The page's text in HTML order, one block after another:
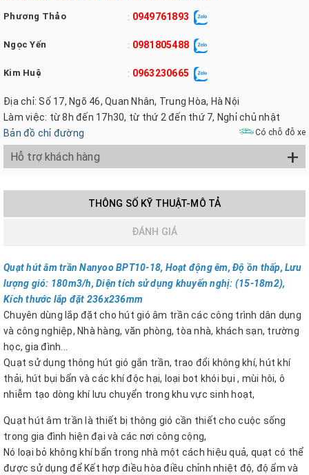
Phương Thảo : 0949761893
Ngọc Yến : 0981805488
Kim Huệ : 0963230665
Địa chỉ: Số 17, Ngõ 46, Quan Nhân, Trung Hòa, Hà Nội
Làm việc: từ 8h đến 17h30, từ thứ 2 đến thứ 7, Nghỉ chủ nhật
Bản đồ chỉ đường
Có chỗ đỗ xe
Hỗ trợ khách hàng +
THÔNG SỐ KỸ THUẬT-MÔ TẢ
ĐÁNH GIÁ
Quạt hút âm trần Nanyoo BPT10-18, Hoạt động êm, Độ ồn thấp, Lưu
lượng gió: 180m3/h, Diện tích sử dụng khuyến nghị: (15-18m2),
Kích thước lắp đặt 236x236mm
Chuyên dùng lắp đặt cho hút gió âm trần các công trình dân dụng
và công nghiệp, Nhà hàng, văn phòng, tòa nhà, khách sạn, trường
học, gia đình...
Quạt sử dụng thông hút gió gắn trần, trao đổi không khí, hút khí
thải, hút bụi bẩn và các khí độc hại, loại bot khói bụi , mùi hôi, ô
nhiễm tạo dòng khí lưu chuyển trong khu vực sinh hoạt,
Quạt hút âm trần là thiết bị thông gió cần thiết cho cuộc sống
trong gia đình hiện đại và các nơi công cộng,
Nó loại bỏ không khí bẩn trong nhà một cách hiệu quả, quạt có thể
được sử dụng để Kết hợp điều hòa điều chỉnh nhiệt độ, độ ẩm và